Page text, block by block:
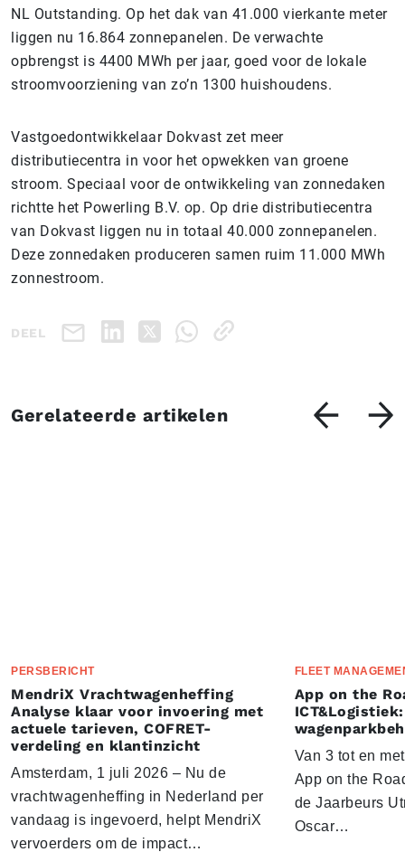
NL Outstanding. Op het dak van 41.000 vierkante meter
liggen nu 16.864 zonnepanelen. De verwachte
opbrengst is 4400 MWh per jaar, goed voor de lokale
stroomvoorziening van zo’n 1300 huishoudens.
Vastgoedontwikkelaar Dokvast zet meer
distributiecentra in voor het opwekken van groene
stroom. Speciaal voor de ontwikkeling van zonnedaken
richtte het Powerling B.V. op. Op drie distributiecentra
van Dokvast liggen nu in totaal 40.000 zonnepanelen.
Deze zonnedaken produceren samen ruim 11.000 MWh
zonnestroom.
DEEL
Gerelateerde artikelen
PERSBERICHT
MendriX Vrachtwagenheffing
Analyse klaar voor invoering met
actuele tarieven, COFRET-
verdeling en klantinzicht
Amsterdam, 1 juli 2026 – Nu de
vrachtwagenheffing in Nederland per
vandaag is ingevoerd, helpt MendriX
vervoerders om de impact…
FLEET
App on the
Van 3 tot en
App on the
de Jaarbeurs
Oscar…